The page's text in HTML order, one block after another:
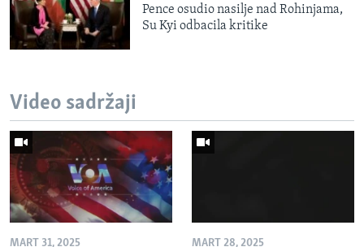
Pence osudio nasilje nad Rohinjama,
Su Kyi odbacila kritike
Video sadržaji
MART 31, 2025 MART 28, 2025